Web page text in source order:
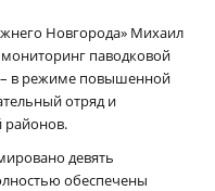
Новгорода» Михаил
паводковой
– в режиме повышенной
отряд и
районов.
девять
обеспечены